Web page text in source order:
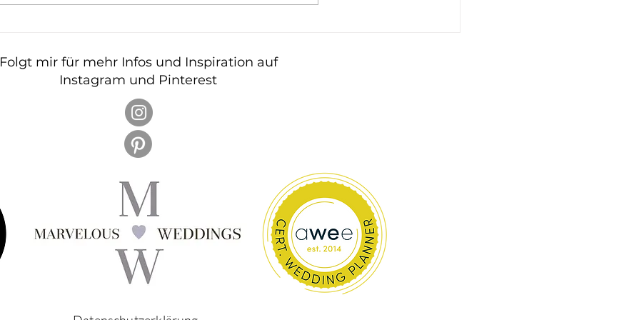
werden – und gleichzeitig den
treffen wollt, dann
Hochzeitsplanung. Gleichzeitig ist
Hochzeit,
Folgt mir für mehr Infos und Inspiration auf
Instagram und Pinterest